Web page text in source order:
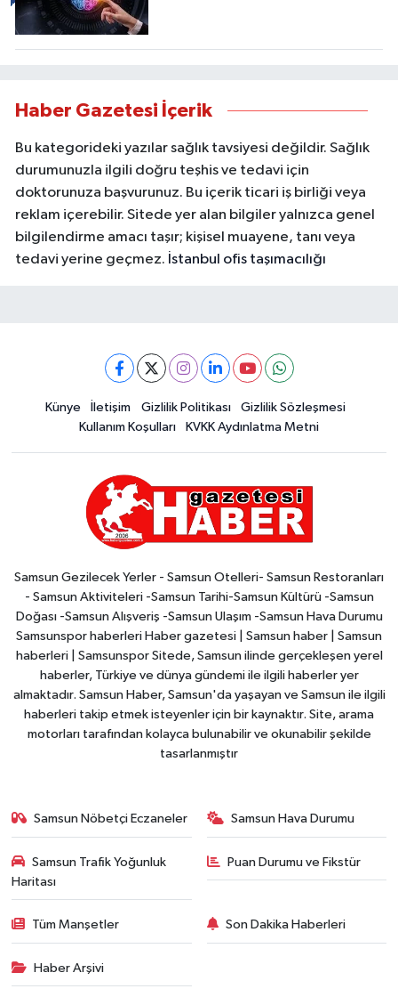
Haber Gazetesi İçerik
Bu kategorideki yazılar sağlık tavsiyesi değildir. Sağlık
durumunuzla ilgili doğru teşhis ve tedavi için
doktorunuza başvurunuz. Bu içerik ticari iş birliği veya
reklam içerebilir. Sitede yer alan bilgiler yalnızca genel
bilgilendirme amacı taşır; kişisel muayene, tanı veya
tedavi yerine geçmez. İstanbul ofis taşımacılığı
Künye İletişim Gizlilik Politikası
Gizlilik Sözleşmesi
Kullanım Koşulları
KVKK Aydınlatma Metni
Samsun Gezilecek Yerler - Samsun Otelleri- Samsun Restoranları
- Samsun Aktiviteleri -Samsun Tarihi-Samsun Kültürü -Samsun
Doğası -Samsun Alışveriş -Samsun Ulaşım -Samsun Hava Durumu
Samsunspor haberleri Haber gazetesi | Samsun haber | Samsun
haberleri | Samsunspor Sitede, Samsun ilinde gerçekleşen yerel
haberler, Türkiye ve dünya gündemi ile ilgili haberler yer
almaktadır. Samsun Haber, Samsun'da yaşayan ve Samsun ile ilgili
haberleri takip etmek isteyenler için bir kaynaktır. Site, arama
motorları tarafından kolayca bulunabilir ve okunabilir şekilde
tasarlanmıştır
Samsun Nöbetçi Eczaneler Samsun Hava Durumu
Samsun Trafik Yoğunluk
Haritası
Puan Durumu ve Fikstür
Tüm Manşetler Son Dakika Haberleri
Haber Arşivi